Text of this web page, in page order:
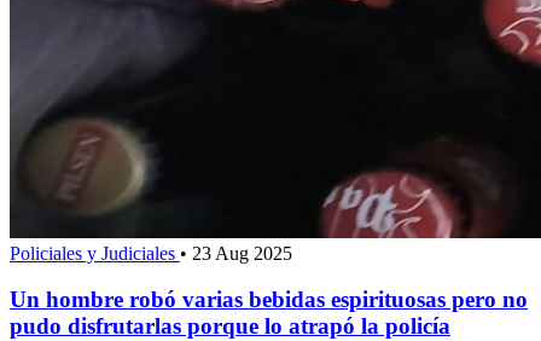
Policiales y Judiciales • 23 Aug 2025
Un hombre robó varias bebidas espirituosas pero no
pudo disfrutarlas porque lo atrapó la policía